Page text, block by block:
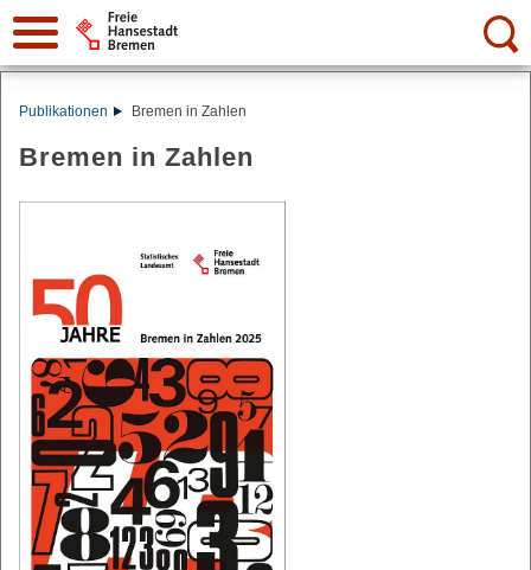
Suche:
Publikationen Bremen in Zahlen
Bremen in Zahlen